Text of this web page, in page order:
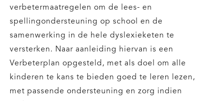
verbetermaatregelen om de lees- en
spellingondersteuning op school en de
samenwerking in de hele dyslexieketen te
versterken. Naar aanleiding hiervan is een
Verbeterplan opgesteld, met als doel om alle
kinderen te kans te bieden goed te leren lezen,
met passende ondersteuning en zorg indien